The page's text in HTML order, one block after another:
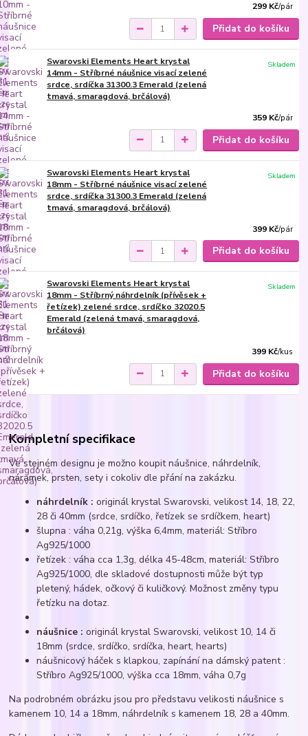
299 Kč/pár
Přidat do košíku
Swarovski Elements Heart krystal
14mm - Stříbrné náušnice visací zelené
srdce, srdíčka 31300.3 Emerald (zelená
tmavá, smaragdová, brčálová)
359 Kč/pár
Skladem
Přidat do košíku
Swarovski Elements Heart krystal
18mm - Stříbrné náušnice visací zelené
srdce, srdíčka 31300.3 Emerald (zelená
tmavá, smaragdová, brčálová)
399 Kč/pár
Skladem
Přidat do košíku
Swarovski Elements Heart krystal
18mm - Stříbrný náhrdelník (přívěsek +
řetízek) zelené srdce, srdíčko 32020.5
Emerald (zelená tmavá, smaragdová,
brčálová)
399 Kč/kus
Skladem
Přidat do košíku
Kompletní specifikace
Ve stejném designu je možno koupit náušnice, náhrdelník,
náramek, prsten, sety i cokoliv dle přání na zakázku.
náhrdelník : originál krystal Swarovski, velikost 14, 18, 22,
28 či 40mm (srdce, srdíčko, řetízek se srdíčkem, heart)
šlupna : váha 0,21g, výška 6,4mm, materiál: Stříbro
Ag925/1000
řetízek : váha cca 1,3g, délka 45-48cm, materiál: Stříbro
Ag925/1000, dle skladové dostupnosti může být typ
pletený, hádek, očkový či kuličkový. Možnost změny typu
řetízku na dotaz.
náušnice : originál krystal Swarovski, velikost 10, 14 či
18mm (srdce, srdíčko, srdíčka, heart, hearts)
náušnicový háček s klapkou, zapínání na dámský patent :
Stříbro Ag925/1000, výška cca 18mm, váha 0,7g
Na podrobném obrázku jsou pro představu velikosti náušnice s
kamenem 10, 14 a 18mm, náhrdelník s kamenem 18, 28 a 40mm.